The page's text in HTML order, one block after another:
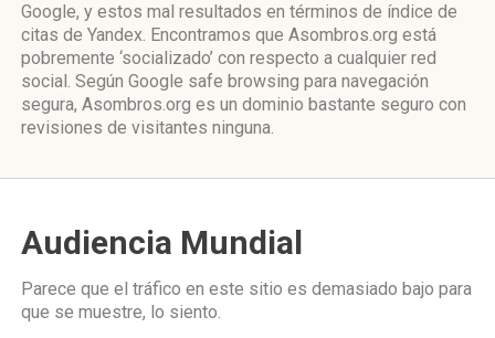
Google, y estos mal resultados en términos de índice de
citas de Yandex. Encontramos que Asombros.org está
pobremente ‘socializado’ con respecto a cualquier red
social. Según Google safe browsing para navegación
segura, Asombros.org es un dominio bastante seguro con
revisiones de visitantes ninguna.
Audiencia Mundial
Parece que el tráfico en este sitio es demasiado bajo para
que se muestre, lo siento.